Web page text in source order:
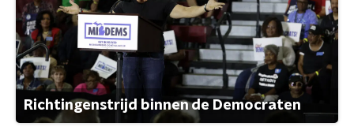
Richtingenstrijd binnen de Democraten